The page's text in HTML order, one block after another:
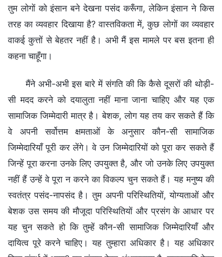
मैंने अभी-अभी इस बारे में संगति की कि कैसे दूसरों की थोड़ी-
सी मदद करने को दयालुता नहीं माना जाना चाहिए और यह एक
सामाजिक जिम्मेदारी मात्र है। बेशक, लोग यह तय कर सकते हैं कि
वे अपनी सर्वोत्तम क्षमताओं के अनुसार कौन-सी सामाजिक
जिम्मेदारियाँ पूरी कर लेंगे। वे उन जिम्मेदारियों को पूरा कर सकते हैं
जिन्हें पूरा करना उनके लिए उपयुक्त है, और जो उनके लिए उपयुक्त
नहीं हैं उन्हें वे पूरा न करने का विकल्प चुन सकते हैं। यह मनुष्य की
स्वतंत्र पसंद-नापसंद है। तुम अपनी परिस्थितियों, योग्यताओं और
बेशक उस समय की मौजूदा परिस्थितियों और प्रसंग के आधार पर
यह चुन सकते हो कि तुम्हें कौन-सी सामाजिक जिम्मेदारियाँ और
दायित्व पूरे करने चाहिए। यह तुम्हारा अधिकार है। यह अधिकार